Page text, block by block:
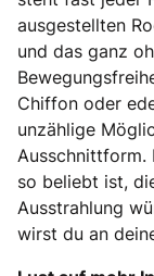
ausgestellten
und das ganz
Chiffon oder
unzählige
Ausschnittform.
so beliebt ist,
Ausstrahlung
wirst du an